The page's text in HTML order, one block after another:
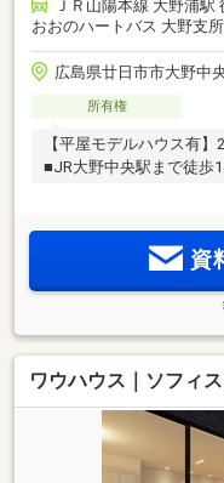
ＪＲ山陽本線 大野浦駅
おおのハートバス 大野支
広島県廿日市市大野中
所有権
【平屋モデルハウス有】
■JR大野中央駅まで徒歩
資
ワウハウス｜ソフィ